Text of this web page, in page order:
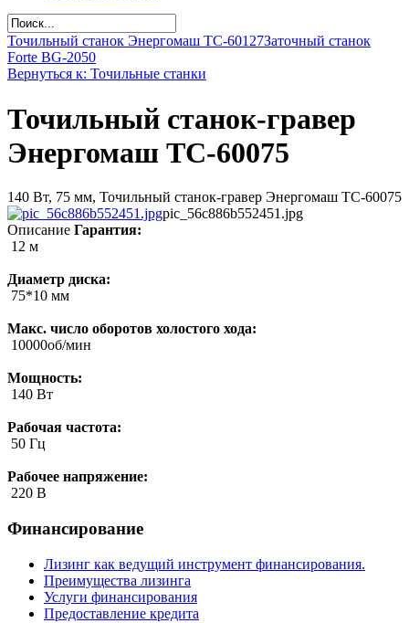
Точильный станок Энергомаш ТС-60127Заточный станок
Forte BG-2050
Вернуться к: Точильные станки
Точильный станок-гравер
Энергомаш ТС-60075
140 Вт, 75 мм, Точильный станок-гравер Энергомаш ТС-60075
pic_56c886b552451.jpg
Описание Гарантия:
12 м
Диаметр диска:
75*10 мм
Макс. число оборотов холостого хода:
10000об/мин
Мощность:
140 Вт
Рабочая частота:
50 Гц
Рабочее напряжение:
220 В
Финансирование
Лизинг как ведущий инструмент финансирования.
Преимущества лизинга
Услуги финансирования
Предоставление кредита